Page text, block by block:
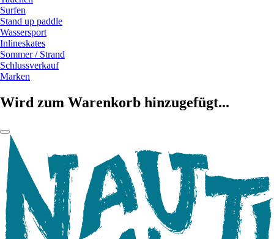
Surfen
Stand up paddle
Wassersport
Inlineskates
Sommer / Strand
Schlussverkauf
Marken
Wird zum Warenkorb hinzugefügt...